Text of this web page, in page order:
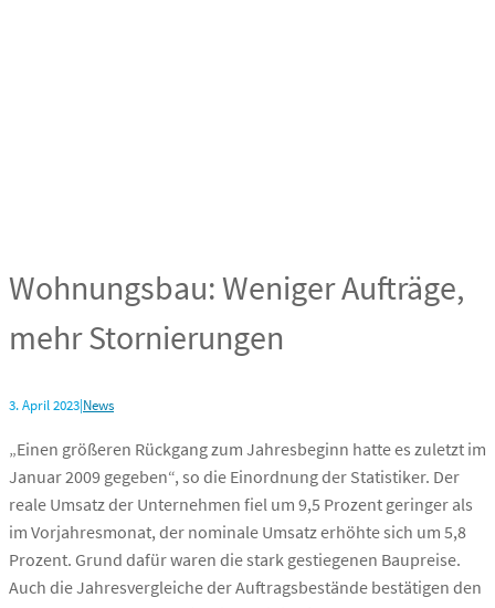
Wohnungsbau: Weniger Aufträge,
mehr Stornierungen
3. April 2023|News
„Einen größeren Rückgang zum Jahresbeginn hatte es zuletzt im
Januar 2009 gegeben“, so die Einordnung der Statistiker. Der
reale Umsatz der Unternehmen fiel um 9,5 Prozent geringer als
im Vorjahresmonat, der nominale Umsatz erhöhte sich um 5,8
Prozent. Grund dafür waren die stark gestiegenen Baupreise.
Auch die Jahresvergleiche der Auftragsbestände bestätigen den